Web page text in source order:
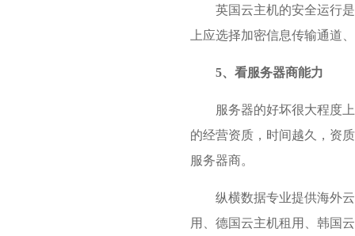
英国云主机的安全运行
上应选择加密信息传输通道
5、看服务器商能力
服务器的好坏很大程度
的经营资质，时间越久，资
服务器商。
纵横数据专业提供海外
用、 德国云主机租用、韩国